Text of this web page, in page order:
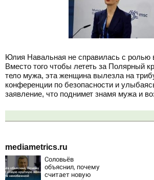
Юлия Навальная не справилась с ролью
Вместо того чтобы лететь за Полярный
тело мужа, эта женщина вылезла на
конференции по безопасности и
заявление, что поднимет знамя мужа и
mediametrics.ru
Соловьёв
объяснил, почему
считает новую